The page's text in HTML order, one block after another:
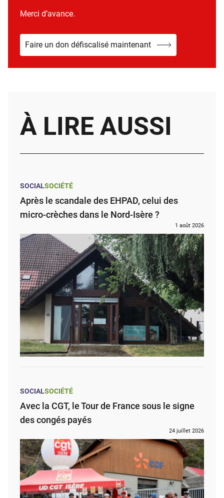
Merci d’avance.
Faire un don défiscalisé maintenant
À LIRE AUSSI
SOCIALSOCIÉTÉ
Après le scandale des EHPAD, celui des
micro-crèches dans le Nord-Isère ?
1 août 2026
SOCIALSOCIÉTÉ
Avec la CGT, le Tour de France sous le signe
des congés payés
24 juillet 2026